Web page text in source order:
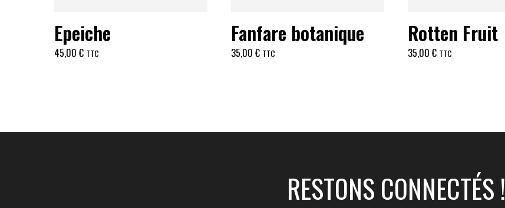
Epeiche
45,00 € TTC
Fanfare botanique
35,00 € TTC
Rotten Fruit
35,00 € TTC
RESTONS CONNECTÉS !